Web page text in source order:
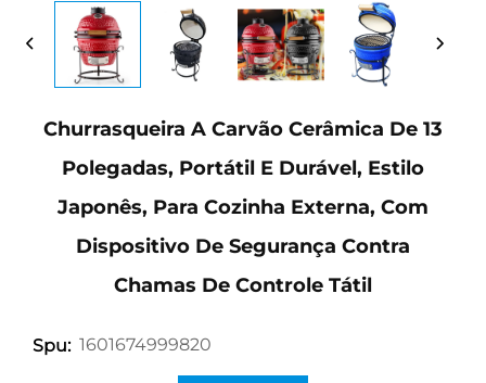
Churrasqueira A Carvão Cerâmica De 13
Polegadas, Portátil E Durável, Estilo
Japonês, Para Cozinha Externa, Com
Dispositivo De Segurança Contra
Chamas De Controle Tátil
Spu: 1601674999820